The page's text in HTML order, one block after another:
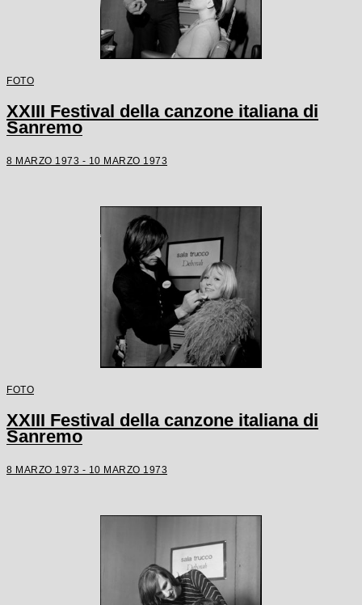
FOTO
XXIII Festival della canzone italiana di
Sanremo
8 MARZO 1973 - 10 MARZO 1973
FOTO
XXIII Festival della canzone italiana di
Sanremo
8 MARZO 1973 - 10 MARZO 1973